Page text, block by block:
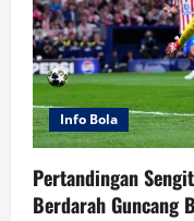
Info Bola
Pertandingan
Berdarah Guncang